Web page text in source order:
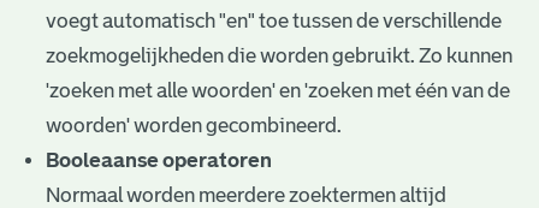
voegt automatisch "en" toe tussen de verschillende
zoekmogelijkheden die worden gebruikt. Zo kunnen
'zoeken met alle woorden' en 'zoeken met één van de
woorden' worden gecombineerd.
Booleaanse operatoren
Normaal worden meerdere zoektermen altijd